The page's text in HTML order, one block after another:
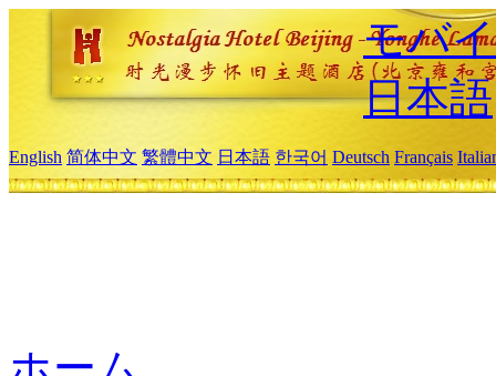
モバ
日本語
English 简体中文 繁體中文 日本語 한국어 Deutsch Français